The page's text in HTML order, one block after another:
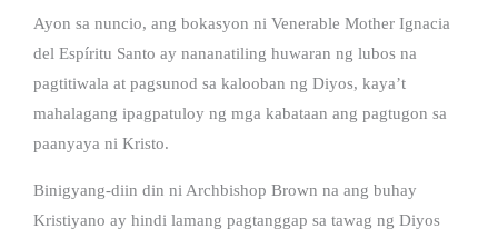
Ayon sa nuncio, ang bokasyon ni Venerable Mother Ignacia
del Espíritu Santo ay nananatiling huwaran ng lubos na
pagtitiwala at pagsunod sa kalooban ng Diyos, kaya’t
mahalagang ipagpatuloy ng mga kabataan ang pagtugon sa
paanyaya ni Kristo.
Binigyang-diin din ni Archbishop Brown na ang buhay
Kristiyano ay hindi lamang pagtanggap sa tawag ng Diyos